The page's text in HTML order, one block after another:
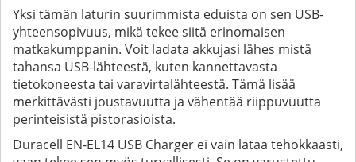
Yksi tämän laturin suurimmista eduista on sen USB-
yhteensopivuus, mikä tekee siitä erinomaisen
matkakumppanin. Voit ladata akkujasi lähes mistä
tahansa USB-lähteestä, kuten kannettavasta
tietokoneesta tai varavirtalähteestä. Tämä lisää
merkittävästi joustavuutta ja vähentää riippuvuutta
perinteisistä pistorasioista.
Duracell EN-EL14 USB Charger ei vain lataa tehokkaasti,